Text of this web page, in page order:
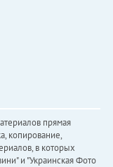
прямая
копирование,
в которых
и "Украинская Фото